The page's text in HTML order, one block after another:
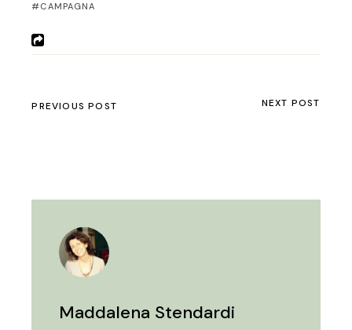
CAMPAGNA
PREVIOUS POST NEXT POST
Maddalena Stendardi